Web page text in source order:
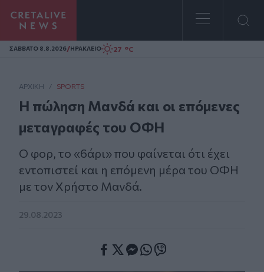
Homepage
ΣAΒΒΑΤΟ 8.8.2026/ΗΡΑΚΛΕΙΟ 27 °C
ΑΡΧΙΚΗ / SPORTS
Η πώληση Μανδά και οι επόμενες
μεταγραφές του ΟΦΗ
Ο φορ, το «6άρι» που φαίνεται ότι έχει
εντοπιστεί και η επόμενη μέρα του ΟΦΗ
με τον Χρήστο Μανδά.
29.08.2023